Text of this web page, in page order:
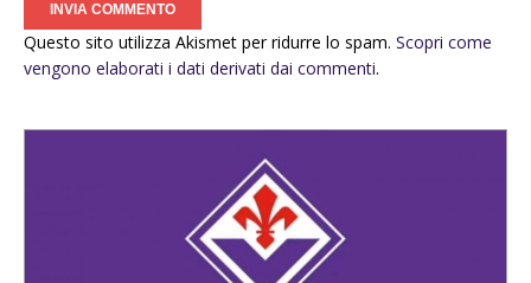
Questo sito utilizza Akismet per ridurre lo spam. Scopri come
vengono elaborati i dati derivati dai commenti.